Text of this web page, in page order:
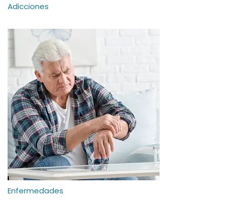
Adicciones
Enfermedades